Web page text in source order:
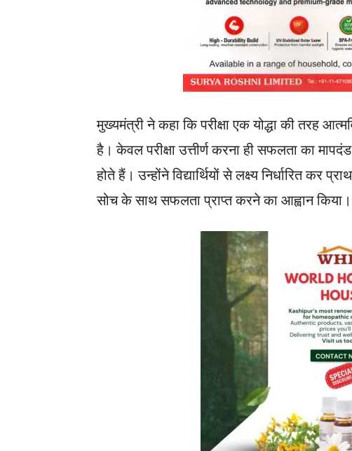
मुख्यमंत्री ने कहा कि परीक्षा एक योद्धा की तरह
है। केवल परीक्षा उत्तीर्ण करना ही सफलता का
होते हैं। उन्होंने विद्यार्थियों से लक्ष्य निर्धारित
सोच के साथ सफलता प्राप्त करने का आह्वान किया।